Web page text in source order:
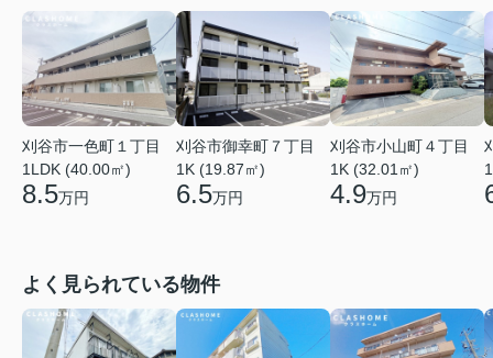
刈谷市一色町１丁目
1LDK (40.00㎡)
8.5万円
刈谷市御幸町７丁目
1K (19.87㎡)
6.5万円
刈谷市小山町４丁目
1K (32.01㎡)
4.9万円
よく見られている物件